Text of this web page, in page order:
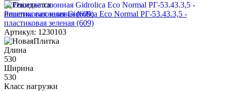
Ожидается
Решетка газонная Gidrolica Eco Normal РГ-53.43.3,5 -
пластиковая зеленая (609)
Артикул: 1230103
Длина
530
Ширина
530
Класс нагрузки